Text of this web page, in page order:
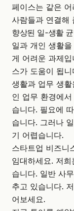
페이스는 같은
사람들과 연결해
향상된 일-생활
일과 개인 생활
게 어려운 과제
스가 도움이 됩
생활과 업무 생
인 업무 환경에
습니다. 필요에
습니다. 그러나
기 어렵습니다.
스타트업 비즈니
임대하세요. 저
습니다. 일반 사
추고 있습니다.
어보세요.